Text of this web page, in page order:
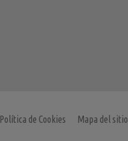
Política de Cookies Mapa del sitio